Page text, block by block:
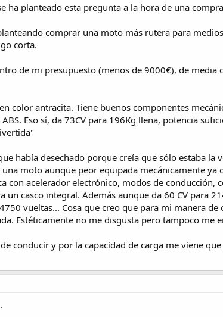
ha planteado esta pregunta a la hora de una
comprar una moto más rutera para
corta.
de mi presupuesto (menos de 9000€), de media
color antracita. Tiene buenos componentes
Eso sí, da 73CV para 196Kg llena, potencia
había desechado porque creía que sólo estaba la
moto aunque peor equipada mecánicamente ya
con acelerador electrónico, modos de conducción,
casco integral. Además aunque da 60 CV para
vueltas... Cosa que creo que para mi manera de
Estéticamente no me disgusta pero tampoco me
conducir y por la capacidad de carga me viene